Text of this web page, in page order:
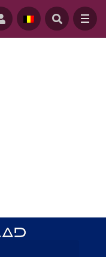
sont de